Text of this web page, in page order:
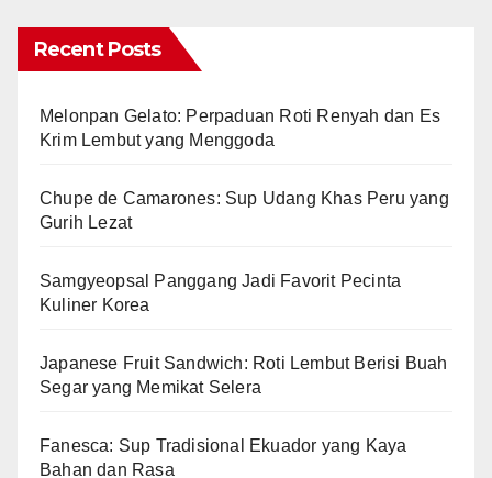
Recent Posts
Melonpan Gelato: Perpaduan Roti Renyah dan Es
Krim Lembut yang Menggoda
Chupe de Camarones: Sup Udang Khas Peru yang
Gurih Lezat
Samgyeopsal Panggang Jadi Favorit Pecinta
Kuliner Korea
Japanese Fruit Sandwich: Roti Lembut Berisi Buah
Segar yang Memikat Selera
Fanesca: Sup Tradisional Ekuador yang Kaya
Bahan dan Rasa